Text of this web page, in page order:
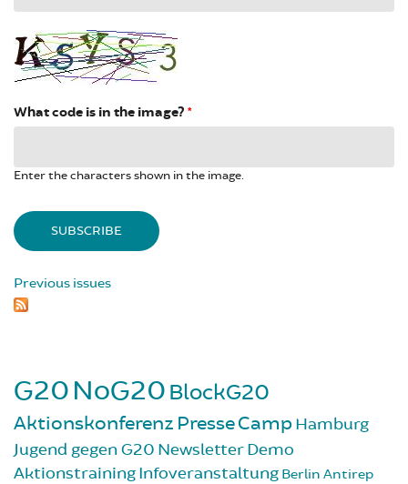
What code is in the image? *
Enter the characters shown in the image.
Previous issues
G20NoG20 BlockG20
Aktionskonferenz PresseCampHamburg
Jugend gegen G20 NewsletterDemo
AktionstrainingInfoveranstaltung Berlin Antirep